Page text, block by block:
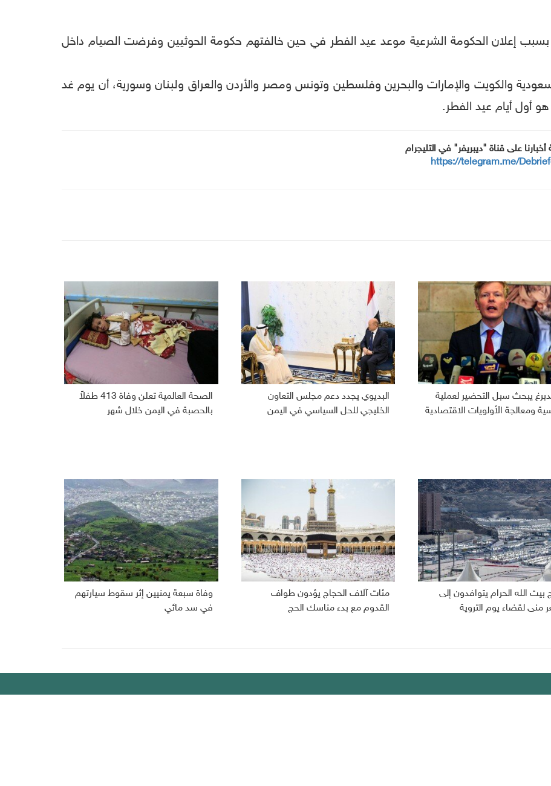
بسبب إعلان الحكومة الشرعية موعد عيد الفطر في حين خالفتهم حكومة الحوثيين وفرضت الصيام داخل
والكويت والإمارات والبحرين وفلسطين وتونس ومصر والأردن والعراق ولبنان وسورية، أن يوم غد
أول أيام عيد الفطر.
أخبارنا على قناة "ديبريفر" في التليجرام
https://telegram.me/
يبحث سبل التحضير لعملية
ومعالجة الأولويات الاقتصادية
البديوي يجدد دعم مجلس التعاون
الخليجي للحل السياسي في اليمن
الصحة العالمية تعلن وفاة 413 طفلاً
بالحصبة في اليمن خلال شهر
بيت الله الحرام يتوافدون إلى
منى لقضاء يوم التروية
مئات آلاف الحجاج يؤدون طواف
القدوم مع بدء مناسك الحج
وفاة سبعة يمنيين إثر سقوط سيارتهم
في سد مائي